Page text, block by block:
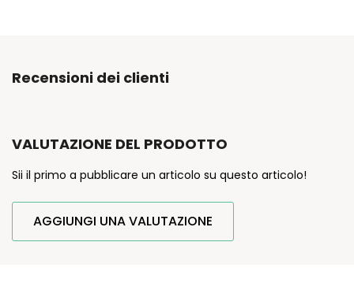
Recensioni dei clienti
VALUTAZIONE DEL PRODOTTO
Sii il primo a pubblicare un articolo su questo articolo!
AGGIUNGI UNA VALUTAZIONE